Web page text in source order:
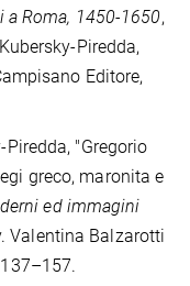
a Roma, 1450-1650,
Piredda,
Editore,
"Gregorio
greco, maronita e
ed immagini
Valentina Balzarotti